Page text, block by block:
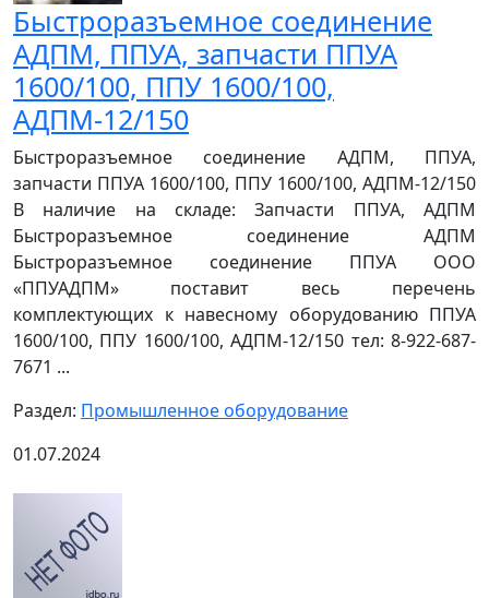
Быстроразъемное соединение
АДПМ, ППУА, запчасти ППУА
1600/100, ППУ 1600/100,
АДПМ-12/150
Быстроразъемное соединение АДПМ, ППУА,
запчасти ППУА 1600/100, ППУ 1600/100, АДПМ-12/150
В наличие на складе: Запчасти ППУА, АДПМ
Быстроразъемное соединение АДПМ
Быстроразъемное соединение ППУА ООО
«ППУАДПМ» поставит весь перечень
комплектующих к навесному оборудованию ППУА
1600/100, ППУ 1600/100, АДПМ-12/150 тел: 8-922-687-
7671 ...
Раздел: Промышленное оборудование
01.07.2024